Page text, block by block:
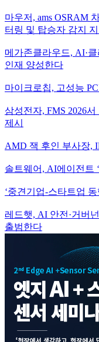
마우저, ams OSRAM
터링 및 탑승자 감지 지
메가존클라우드, AI·
인재 양성한다
마이크로칩, 고성능
삼성전자, FMS 2026
제시
AMD 잭 후인 부사장,
솔트웨어, AI에이전트
‘중견기업-스타트업
레드햇, AI 안전·거버
출범한다